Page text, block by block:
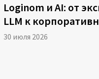
Loginom и AI: от
LLM к
30 июля 2026